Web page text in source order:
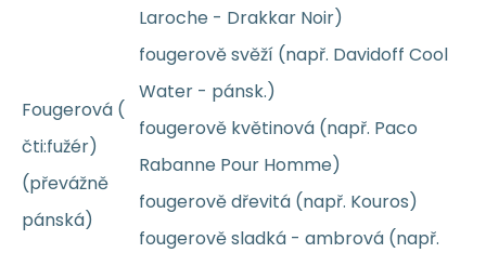
Laroche - Drakkar Noir)
Fougerová (
čti:fužér)
(převážně
pánská)
fougerově svěží (např. Davidoff Cool
Water - pánsk.)
fougerově květinová (např. Paco
Rabanne Pour Homme)
fougerově dřevitá (např. Kouros)
fougerově sladká - ambrová (např.